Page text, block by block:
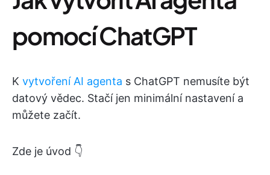
pomocí ChatGPT
K vytvoření AI agenta s ChatGPT nemusíte být
datový vědec. Stačí jen minimální nastavení a
můžete začít.
Zde je úvod 👇